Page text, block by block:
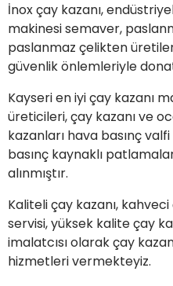
İnox çay kazanı,
makinesi semaver,
paslanmaz çelikten
güvenlik önlemleriyle
Kayseri en iyi çay kazanı
üreticileri, çay kazanı ve
kazanları hava basınç
basınç kaynaklı
alınmıştır.
Kaliteli çay kazanı,
servisi, yüksek kalite çay
imalatcısı olarak çay
hizmetleri vermekteyiz.